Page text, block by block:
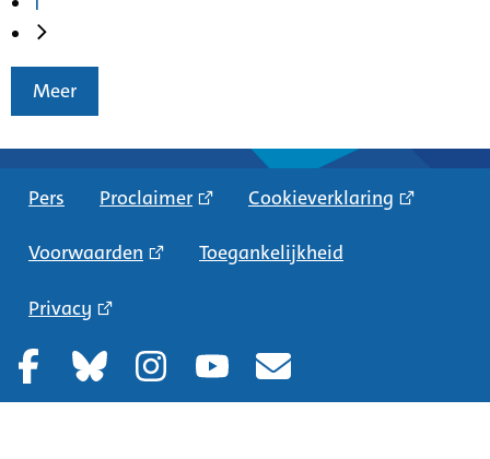
Meer
Pers Proclaimer Cookieverklaring
Voorwaarden Toegankelijkheid
Privacy